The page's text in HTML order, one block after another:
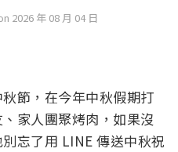
2026 年 08 月 04 日
節，在今年中秋假期打
家人團聚烤肉，如果沒
忘了用 LINE 傳送中秋祝